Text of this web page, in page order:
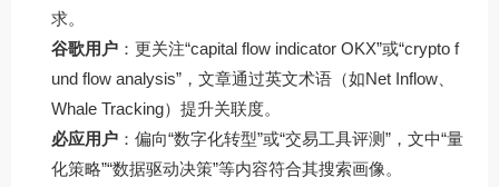
求。
谷歌用户 ：更关注“capital flow indicator OKX”或“crypto f
und flow analysis”，文章通过英文术语（如Net Inflow、
Whale Tracking）提升关联度。
必应用户 ：偏向“数字化转型”或“交易工具评测”，文中“量
化策略”“数据驱动决策”等内容符合其搜索画像。